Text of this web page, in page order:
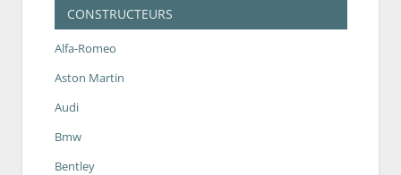
CONSTRUCTEURS
Alfa-Romeo
Aston Martin
Audi
Bmw
Bentley